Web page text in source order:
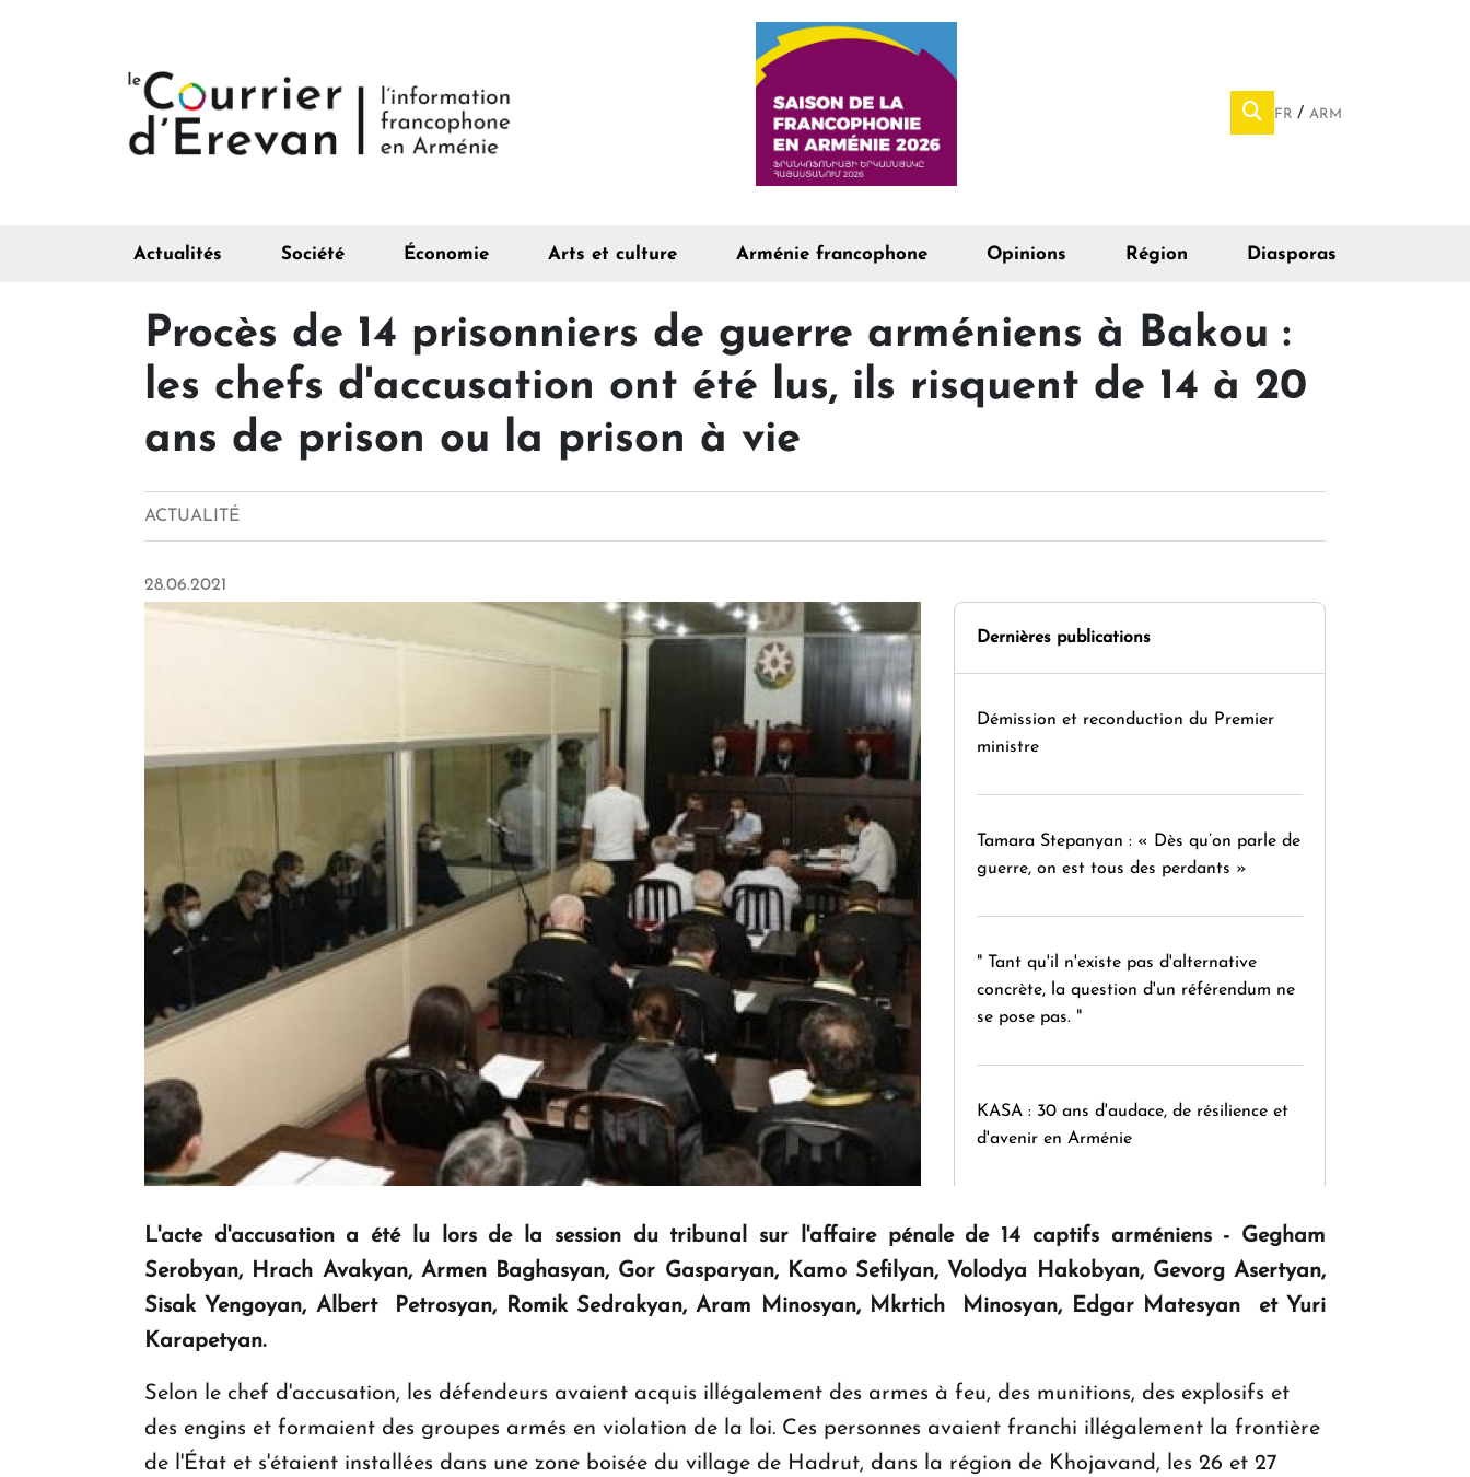
FR ARM
Actualités Société Économie Arts et culture Arménie francophone Opinions Région Diasporas
Procès de 14 prisonniers de guerre arméniens à Bakou :
les chefs d'accusation ont été lus, ils risquent de 14 à 20
ans de prison ou la prison à vie
ACTUALITÉ
28.06.2021
Dernières publications
Démission et reconduction du Premier
ministre
Tamara Stepanyan : « Dès qu’on parle de
guerre, on est tous des perdants »
" Tant qu'il n'existe pas d'alternative
concrète, la question d'un référendum ne
se pose pas. "
KASA : 30 ans d'audace, de résilience et
d'avenir en Arménie
Le premier hôtel Hyatt Regency
d'Arménie ouvrira ses portes à Dilijan
L'acte d'accusation a été lu lors de la session du tribunal sur l'affaire pénale de 14 captifs arméniens - Gegham
Serobyan, Hrach Avakyan, Armen Baghasyan, Gor Gasparyan, Kamo Sefilyan, Volodya Hakobyan, Gevorg Asertyan,
Sisak Yengoyan, Albert Petrosyan, Romik Sedrakyan, Aram Minosyan, Mkrtich Minosyan, Edgar Matesyan et Yuri
Karapetyan.
Selon le chef d'accusation, les défendeurs avaient acquis illégalement des armes à feu, des munitions, des explosifs et
des engins et formaient des groupes armés en violation de la loi. Ces personnes avaient franchi illégalement la frontière
de l'État et s'étaient installées dans une zone boisée du village de Hadrut, dans la région de Khojavand, les 26 et 27